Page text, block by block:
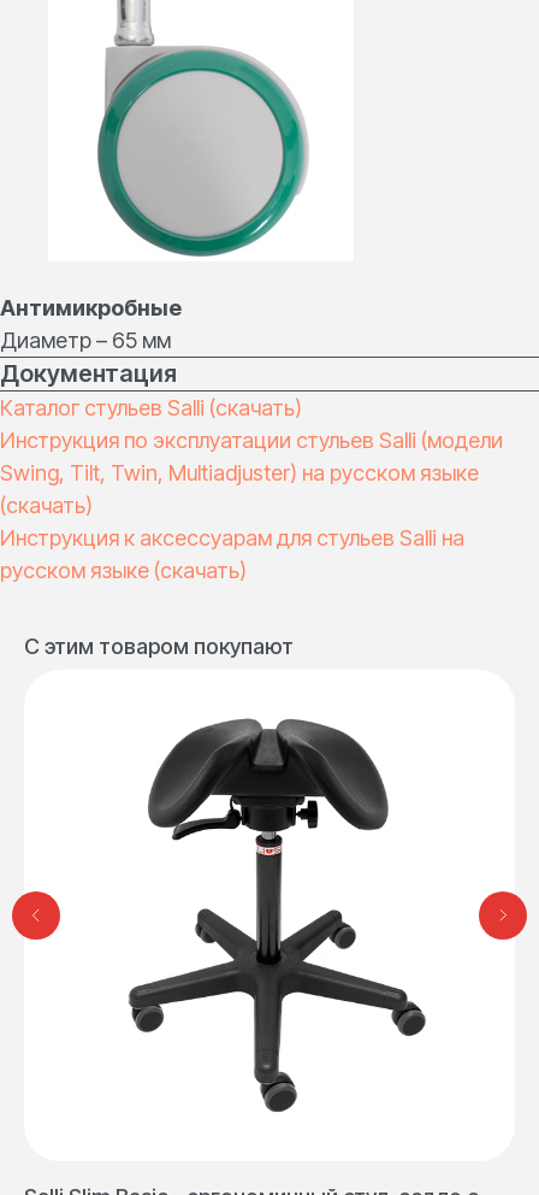
Антимикробные
Диаметр – 65 мм
Документация
Каталог стульев Salli (скачать)
Инструкция по эксплуатации стульев Salli (модели
Swing, Tilt, Twin, Multiadjuster) на русском языке
(скачать)
Инструкция к аксессуарам для стульев Salli на
русском языке (скачать)
С этим товаром покупают
Реквизиты
ОГРН: 1187847111209
ИНН: 7813610774
КПП: 780401001
Контакты для
zakaz@salli.pro
+7 (495) 108 75 72
Общество с ограниченной
ответственностью «ОНЛАЙН ДЕНТАЛ»
— эксклюзивный импортер Salli
конфиденциальности
Разработка сайтаRDigital